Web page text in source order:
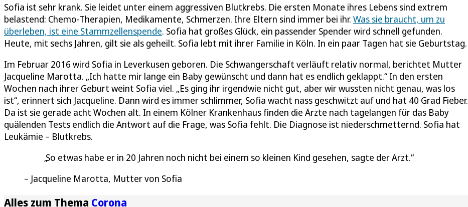
Sofia ist sehr krank. Sie leidet unter einem aggressiven Blutkrebs. Die ersten Monate ihres Lebens sind extrem
belastend: Chemo-Therapien, Medikamente, Schmerzen. Ihre Eltern sind immer bei ihr. Was sie braucht, um zu
überleben, ist eine Stammzellenspende. Sofia hat großes Glück, ein passender Spender wird schnell gefunden.
Heute, mit sechs Jahren, gilt sie als geheilt. Sofia lebt mit ihrer Familie in Köln. In ein paar Tagen hat sie Geburtstag.
Im Februar 2016 wird Sofia in Leverkusen geboren. Die Schwangerschaft verläuft relativ normal, berichtet Mutter
Jacqueline Marotta. „Ich hatte mir lange ein Baby gewünscht und dann hat es endlich geklappt.“ In den ersten
Wochen nach ihrer Geburt weint Sofia viel. „Es ging ihr irgendwie nicht gut, aber wir wussten nicht genau, was los
ist“, erinnert sich Jacqueline. Dann wird es immer schlimmer, Sofia wacht nass geschwitzt auf und hat 40 Grad Fieber.
Da ist sie gerade acht Wochen alt. In einem Kölner Krankenhaus finden die Ärzte nach tagelangen für das Baby
quälenden Tests endlich die Antwort auf die Frage, was Sofia fehlt. Die Diagnose ist niederschmetternd. Sofia hat
Leukämie – Blutkrebs.
So etwas habe er in 20 Jahren noch nicht bei einem so kleinen Kind gesehen, sagte der Arzt.
Jacqueline Marotta, Mutter von Sofia
Alles zum Thema Corona